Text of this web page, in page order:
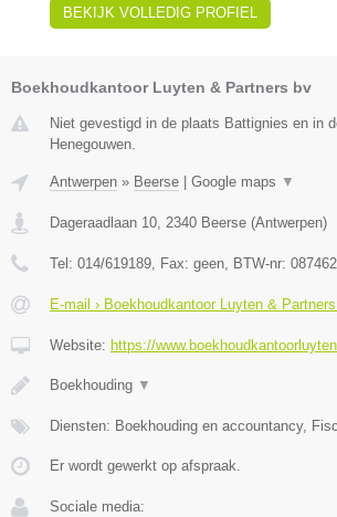
BEKIJK VOLLEDIG PROFIEL
Boekhoudkantoor Luyten & Partners bv
Niet gevestigd in de plaats Battignies en in
Henegouwen.
Antwerpen » Beerse Google maps ▼
Dageraadlaan 10, 2340 Beerse (Antwerpen)
Tel: 014/619189, Fax: geen, BTW-nr:
E-mail › Boekhoudkantoor Luyten &
Website: https://
Boekhouding ▼
Diensten: Boekhouding en accountancy,
Er wordt gewerkt op afspraak.
Sociale media: